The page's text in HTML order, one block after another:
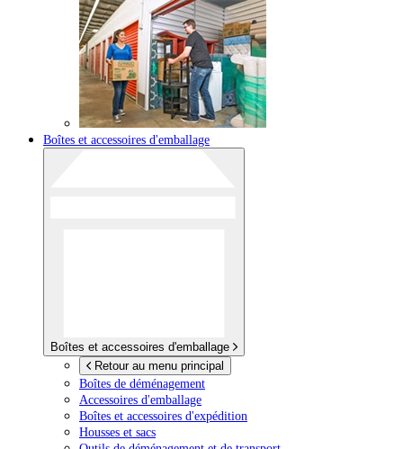
Boîtes et accessoires d'emballage
Boîtes et accessoires d'emballage
Retour au menu principal
Boîtes de déménagement
Accessoires d'emballage
Boîtes et accessoires d'expédition
Housses et sacs